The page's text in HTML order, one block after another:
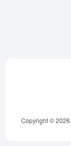
Copyright © 2026